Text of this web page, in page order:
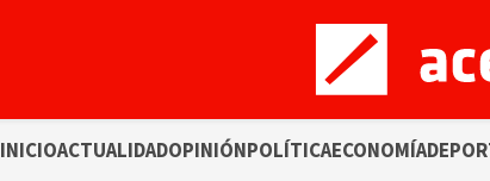
INICIOACTUALIDADOPINIÓNPOLÍTICAECONOMÍA